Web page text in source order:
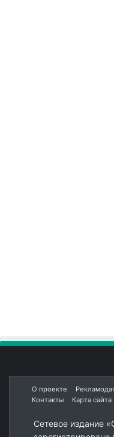
О проекте
Контакты
Карта сайта
Сетевое издание